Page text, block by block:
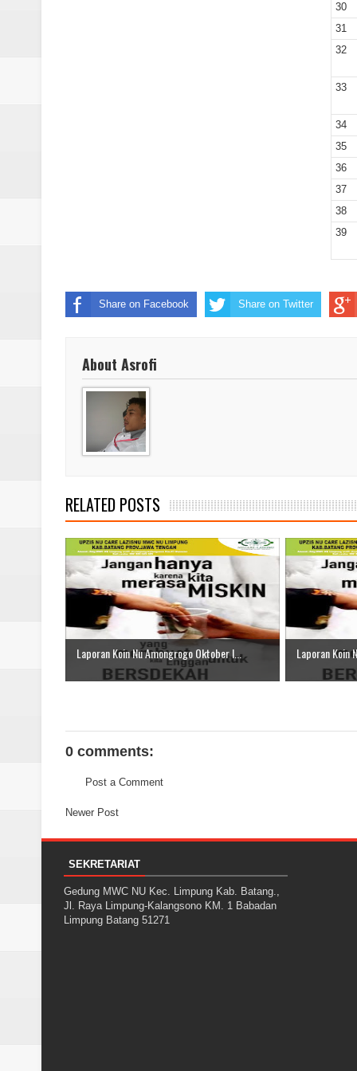
30
31
32
33
34
35
36
37
38
39
Share on Facebook Share on Twitter
About Asrofi
RELATED POSTS
Laporan Koin Nu Amongrogo Oktober I... Laporan Koin
0 comments:
Post a Comment
Newer Post
SEKRETARIAT
Gedung MWC NU Kec. Limpung Kab. Batang.,
Jl. Raya Limpung-Kalangsono KM. 1 Babadan
Limpung Batang 51271